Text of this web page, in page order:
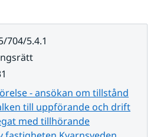
704/5.4.1
- ansökan om tillstånd
till uppförande och drift
med tillhörande